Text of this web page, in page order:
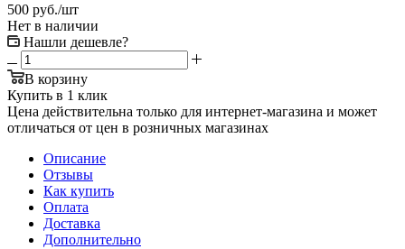
500 руб./шт
Нет в наличии
Нашли дешевле?
В корзину
Купить в 1 клик
Цена действительна только для интернет-магазина и может
отличаться от цен в розничных магазинах
Описание
Отзывы
Как купить
Оплата
Доставка
Дополнительно